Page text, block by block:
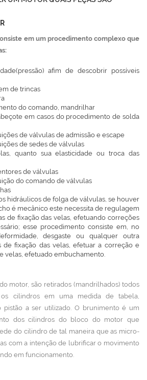
em um procedimento complexo que
afim de descobrir possíveis
de trincas
do comando, mandrilhar
em casos do procedimento de solda
de válvulas de admissão e escape
de sedes de válvulas
quanto sua elasticidade ou troca das
de válvulas
do comando de válvulas
hidráulicos de folga de válvulas, se houver
é mecânico este necessita de regulagem
de fixação das velas, efetuando correções
esse procedimento consiste em, no
desgaste ou qualquer outra
de fixação das velas, efetuar a correção e
velas, efetuado embuchamento.
motor, são retirados (mandrilhados) todos
cilindros em uma medida de tabela,
pistão a ser utilizado. O brunimento é um
dos cilindros do bloco do motor que
do cilindro de tal maneira que as micro-
com a intenção de lubrificar o movimento
em funcionamento.